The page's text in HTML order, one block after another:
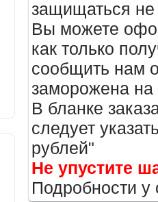
защищаться не
Вы можете
как только
сообщить нам
заморожена
В бланке
следует
рублей"
Не упустите
Подробности